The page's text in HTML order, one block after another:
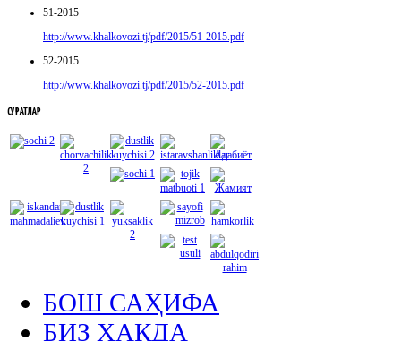
51-2015
http://www.khalkovozi.tj/pdf/2015/51-2015.pdf
52-2015
http://www.khalkovozi.tj/pdf/2015/52-2015.pdf
СУРАТЛАР
БОШ САҲИФА
БИЗ ҲАҚДА